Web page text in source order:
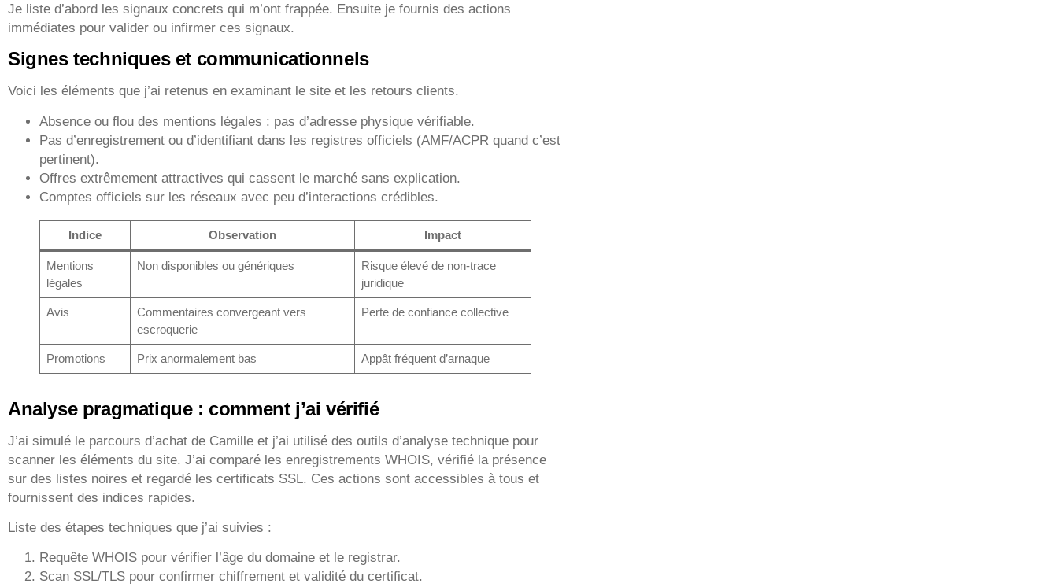
Je liste d’abord les signaux concrets qui m’ont frappée. Ensuite je fournis des actions
immédiates pour valider ou infirmer ces signaux.
Signes techniques et communicationnels
Voici les éléments que j’ai retenus en examinant le site et les retours clients.
Absence ou flou des mentions légales : pas d’adresse physique vérifiable.
Pas d’enregistrement ou d’identifiant dans les registres officiels (AMF/ACPR quand c’est
pertinent).
Offres extrêmement attractives qui cassent le marché sans explication.
Comptes officiels sur les réseaux avec peu d’interactions crédibles.
Indice Observation Impact
Mentions
légales
Non disponibles ou génériques
Risque élevé de non-trace
juridique
Avis
Commentaires convergeant vers
escroquerie
Perte de confiance collective
Promotions Prix anormalement bas Appât fréquent d’arnaque
Analyse pragmatique : comment j’ai vérifié
J’ai simulé le parcours d’achat de Camille et j’ai utilisé des outils d’analyse technique pour
scanner les éléments du site. J’ai comparé les enregistrements WHOIS, vérifié la présence
sur des listes noires et regardé les certificats SSL. Ces actions sont accessibles à tous et
fournissent des indices rapides.
Liste des étapes techniques que j’ai suivies :
Requête WHOIS pour vérifier l’âge du domaine et le registrar.
Scan SSL/TLS pour confirmer chiffrement et validité du certificat.